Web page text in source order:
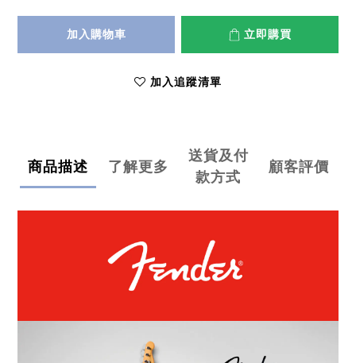
加入購物車 立即購買
加入追蹤清單
商品描述 了解更多
送貨及付
款方式
顧客評價